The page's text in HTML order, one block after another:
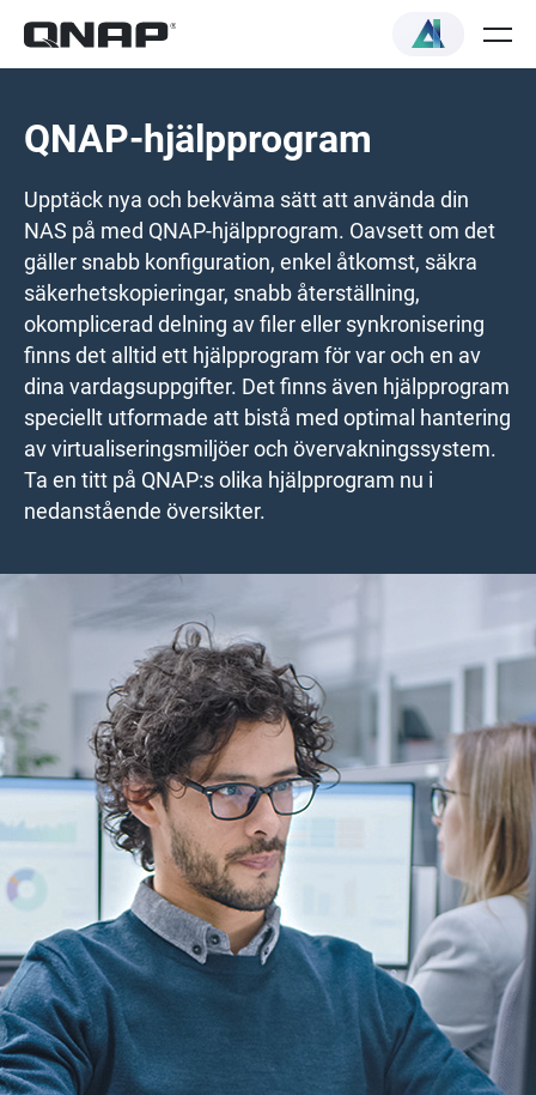
QNAP-hjälpprogram
Upptäck nya och bekväma sätt att använda din
NAS på med QNAP-hjälpprogram. Oavsett om det
gäller snabb konfiguration, enkel åtkomst, säkra
säkerhetskopieringar, snabb återställning,
okomplicerad delning av filer eller synkronisering
finns det alltid ett hjälpprogram för var och en av
dina vardagsuppgifter. Det finns även hjälpprogram
speciellt utformade att bistå med optimal hantering
av virtualiseringsmiljöer och övervakningssystem.
Ta en titt på QNAP:s olika hjälpprogram nu i
nedanstående översikter.